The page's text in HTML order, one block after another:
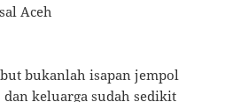
Aceh
bukanlah isapan jempol
dan keluarga sudah sedikit